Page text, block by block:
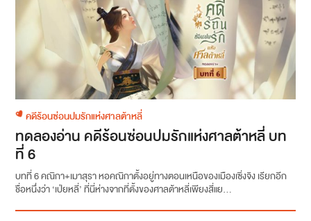
คดีร้อนซ่อนปมรักแห่งศาลต้าหลี่
ทดลองอ่าน คดีร้อนซ่อนปมรักแห่งศาลต้าหลี่ บท
ที่ 6
บทที่ 6 คณิกา+เมาสุรา หอคณิกาตั้งอยู่ทางตอนเหนือของเมืองเซิ่งจิง เรียกอีก
ชื่อหนึ่งว่า ‘เป่ยหลี่’ ที่นี่ห่างจากที่ตั้งของศาลต้าหลี่เพียงสี่แย...